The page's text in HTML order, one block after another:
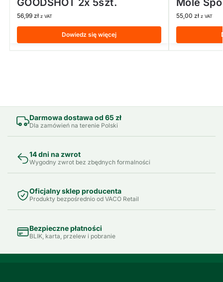
GOODSHOT 2x 5szt.
56,99 zł z VAT
Dowiedz się więcej
Mole
55,00 zł z VAT
Darmowa dostawa od 65 zł
Dla zamówień na terenie Polski
14 dni na zwrot
Wygodny zwrot bez zbędnych formalności
Oficjalny sklep producenta
Produkty bezpośrednio od VACO Retail
Bezpieczne płatności
BLIK, karta, przelew i pobranie